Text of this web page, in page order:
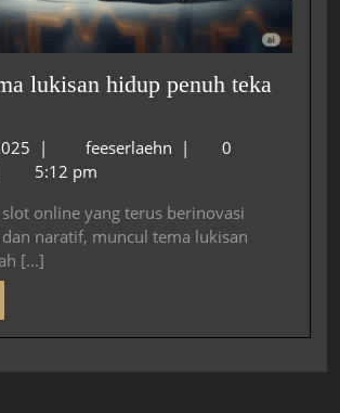
lukisan hidup penuh teka
| feeserlaehn |
0
5:12 pm
online yang terus berinovasi
dan naratif, muncul tema lukisan
[...]